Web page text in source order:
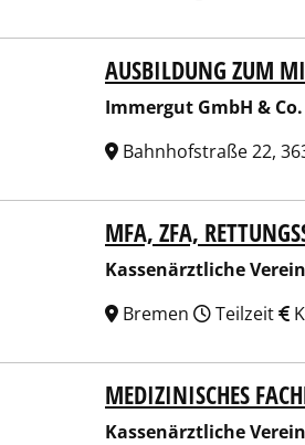
GmbH & Co. KG
AUSBILDUNG ZUM
Immergut GmbH & Co.
Bahnhofstraße 22,
Vereinigung Bremen
MFA, ZFA,
Kassenärztliche
Bremen
Teilzeit
Vereinigung Bremen
MEDIZINISCHES
Kassenärztliche